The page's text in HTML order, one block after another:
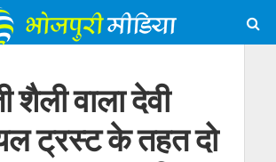
शैली वाला देवी
ट्रस्ट के तहत दो